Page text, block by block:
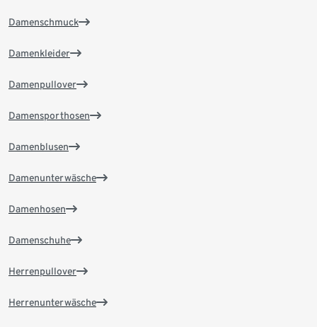
Damenschmuck
Damenkleider
Damenpullover
Damensporthosen
Damenblusen
Damenunterwäsche
Damenhosen
Damenschuhe
Herrenpullover
Herrenunterwäsche